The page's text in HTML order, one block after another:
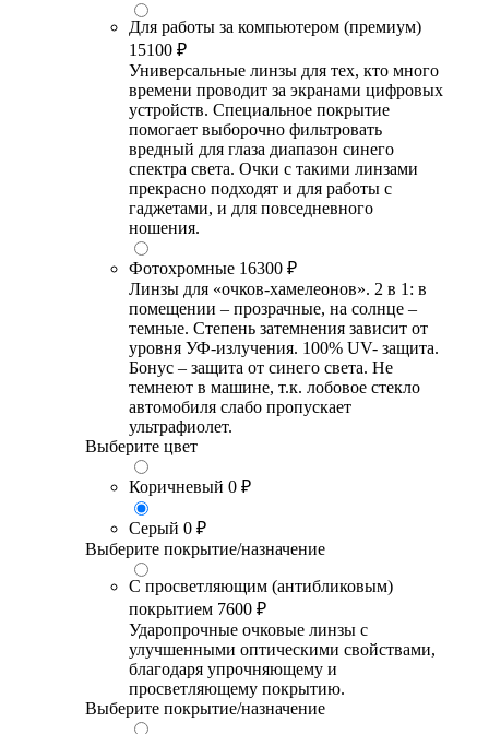
Для работы за компьютером (премиум)
15100 ₽
Универсальные линзы для тех, кто много
времени проводит за экранами цифровых
устройств. Специальное покрытие
помогает выборочно фильтровать
вредный для глаза диапазон синего
спектра света. Очки с такими линзами
прекрасно подходят и для работы с
гаджетами, и для повседневного
ношения.
Фотохромные 16300 ₽
Линзы для «очков-хамелеонов». 2 в 1: в
помещении – прозрачные, на солнце –
темные. Степень затемнения зависит от
уровня УФ-излучения. 100% UV- защита.
Бонус – защита от синего света. Не
темнеют в машине, т.к. лобовое стекло
автомобиля слабо пропускает
ультрафиолет.
Выберите цвет
Коричневый 0 ₽
Серый 0 ₽
Выберите покрытие/назначение
С просветляющим (антибликовым)
покрытием 7600 ₽
Ударопрочные очковые линзы с
улучшенными оптическими свойствами,
благодаря упрочняющему и
просветляющему покрытию.
Выберите покрытие/назначение